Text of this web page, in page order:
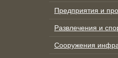
Предприятия и
Развлечения и
Сооружения